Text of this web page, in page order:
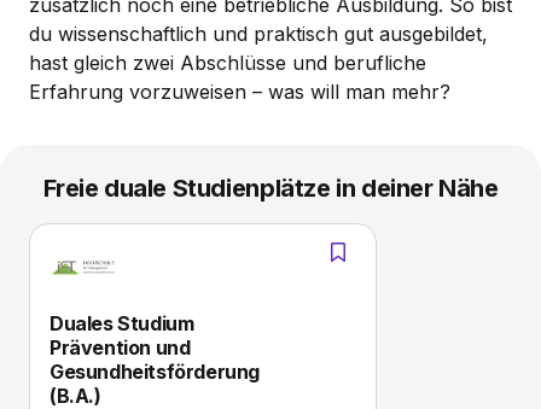
zusätzlich noch eine betriebliche Ausbildung. So bist
du wissenschaftlich und praktisch gut ausgebildet,
hast gleich zwei Abschlüsse und berufliche
Erfahrung vorzuweisen – was will man mehr?
Freie duale Studienplätze in deiner Nähe
Duales Studium
Prävention und
Gesundheitsförderung
(B.A.)